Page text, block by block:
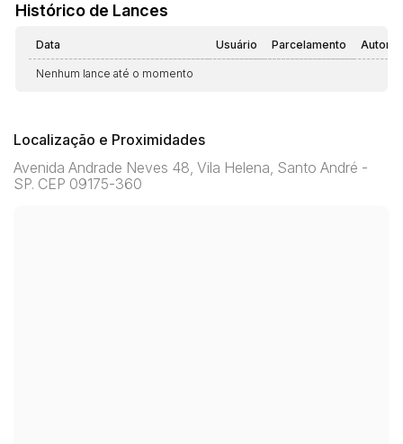
Histórico de Lances
Data Usuário Parcelamento
Nenhum lance até o momento
Localização e Proximidades
Avenida Andrade Neves 48, Vila Helena, Santo André -
SP. CEP 09175-360